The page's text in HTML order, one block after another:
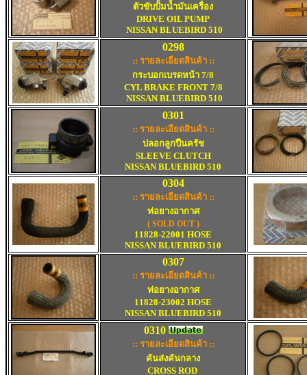
ตัวขับปั้มน้ำมันเครื่อง
DRIVE OIL PUMP
NISSAN BLUEBIRD 510
0298
:: รายละเอียดสินค้า ::
กระบอกเบรดหน้า 7/8
CYL BRAKE FRONT 7/8
NISSAN BLUEBIRD 510
0301
:: รายละเอียดสินค้า ::
ปลอกลูกปืนครัช
SLEEVE CLUTCH
NISSAN BLUEBIRD 510
0304
:: รายละเอียดสินค้า ::
ท่อยางอากาศ
( SOLD OUT )
11828-22001 HOSE
NISSAN BLUEBIRD 510
0307
:: รายละเอียดสินค้า ::
ท่อยางอากาศ
11828-23002 HOSE
NISSAN BLUEBIRD 510
0310
:: รายละเอียดสินค้า ::
คันส่งคันกลาง
CROSS ROD